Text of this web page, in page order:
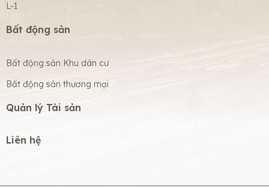
L-1
Bất động sản
Bất động sản Khu dân cư
Bất động sản thương mại
Quản lý Tài sản
Liên hệ